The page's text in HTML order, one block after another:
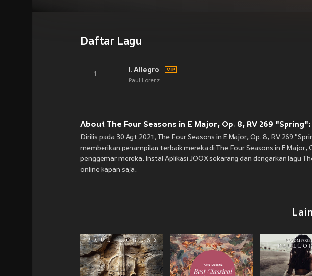
Daftar Lagu
1
I. Allegro
Paul Lorenz
About The Four Seasons in E Major, Op. 8, RV 269
Dirilis pada 30 Agt 2021, The Four Seasons in E Major, Op. 8, RV 269
memberikan penampilan terbaik mereka di The Four Seasons in E
penggemar mereka. Instal Aplikasi JOOX sekarang dan dengarkan lagu
online kapan saja.